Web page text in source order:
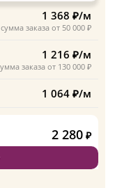
сумма заказа от 50 000 ₽
1 368 ₽/м
заказа от 130 000 ₽
1 216 ₽/м
1 064 ₽/м
2 280 ₽